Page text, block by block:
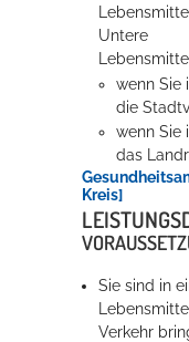
Untere
wenn Sie
die
wenn Sie
das
Kreis]
Sie sind in
Verkehr